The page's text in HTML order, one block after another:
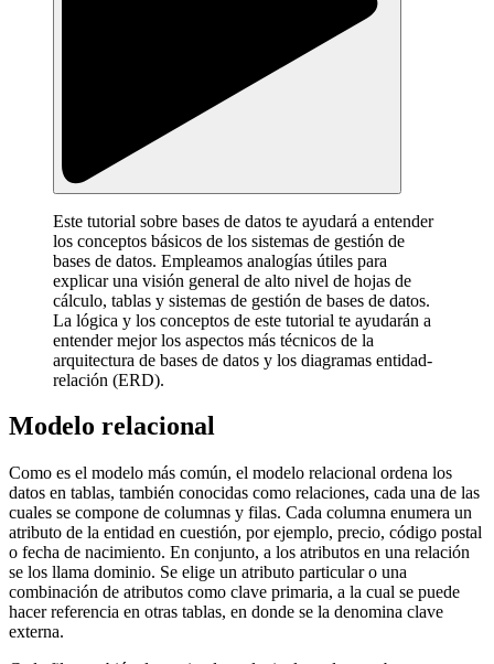
Este tutorial sobre bases de datos te ayudará a entender
los conceptos básicos de los sistemas de gestión de
bases de datos. Empleamos analogías útiles para
explicar una visión general de alto nivel de hojas de
cálculo, tablas y sistemas de gestión de bases de datos.
La lógica y los conceptos de este tutorial te ayudarán a
entender mejor los aspectos más técnicos de la
arquitectura de bases de datos y los diagramas entidad-
relación (ERD).
Modelo relacional
Como es el modelo más común, el modelo relacional ordena los
datos en tablas, también conocidas como relaciones, cada una de las
cuales se compone de columnas y filas. Cada columna enumera un
atributo de la entidad en cuestión, por ejemplo, precio, código postal
o fecha de nacimiento. En conjunto, a los atributos en una relación
se los llama dominio. Se elige un atributo particular o una
combinación de atributos como clave primaria, a la cual se puede
hacer referencia en otras tablas, en donde se la denomina clave
externa.